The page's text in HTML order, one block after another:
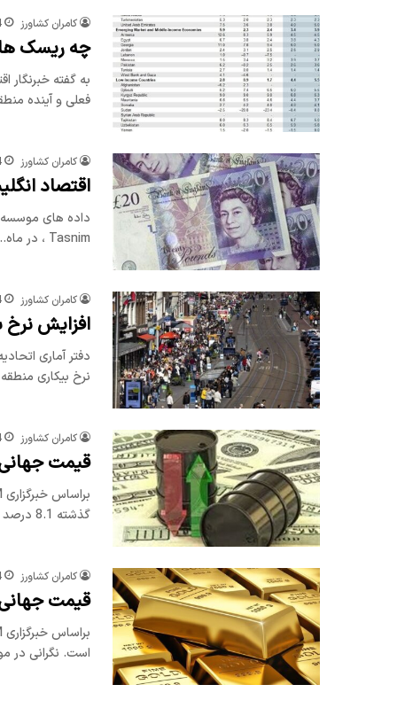
کامران کشاورز
چه ریسک هایی در 2025 اقتصاد
فعلی و آینده
کامران کشاورز
اقتصاد
Tasnim ، در ماه…
کامران کشاورز
افزایش نرخ
نرخ بیکاری
کامران کشاورز
قیمت جهانی نفت امروز 1404/
گذشته 8.1 درصد کاهش یافته…
کامران کشاورز
قیمت جهانی طلا
است. نگرانی در